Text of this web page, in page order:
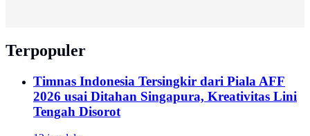
Terpopuler
Timnas Indonesia Tersingkir dari Piala AFF
2026 usai Ditahan Singapura, Kreativitas Lini
Tengah Disorot